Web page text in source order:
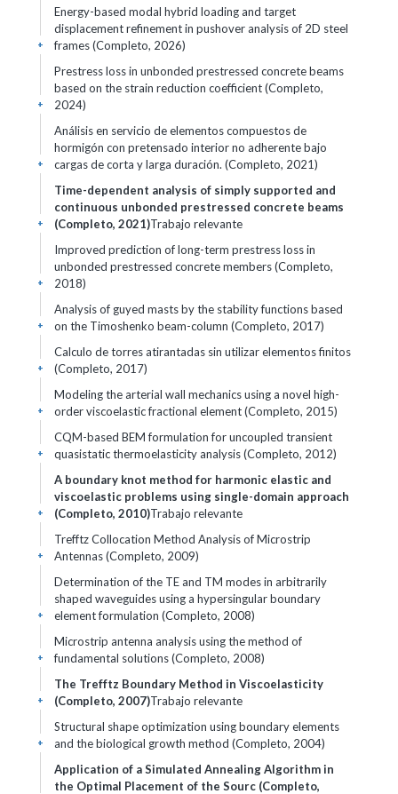
Energy-based modal hybrid loading and target
displacement refinement in pushover analysis of 2D steel
frames (Completo, 2026)
+
Prestress loss in unbonded prestressed concrete beams
based on the strain reduction coefficient (Completo,
2024)
+
Análisis en servicio de elementos compuestos de
hormigón con pretensado interior no adherente bajo
cargas de corta y larga duración. (Completo, 2021)
+
Time-dependent analysis of simply supported and
continuous unbonded prestressed concrete beams
(Completo, 2021)Trabajo relevante
+
Improved prediction of long-term prestress loss in
unbonded prestressed concrete members (Completo,
2018)
+
Analysis of guyed masts by the stability functions based
on the Timoshenko beam-column (Completo, 2017)
+
Calculo de torres atirantadas sin utilizar elementos finitos
(Completo, 2017)
+
Modeling the arterial wall mechanics using a novel high-
order viscoelastic fractional element (Completo, 2015)
+
CQM-based BEM formulation for uncoupled transient
quasistatic thermoelasticity analysis (Completo, 2012)
+
A boundary knot method for harmonic elastic and
viscoelastic problems using single-domain approach
(Completo, 2010)Trabajo relevante
+
Trefftz Collocation Method Analysis of Microstrip
Antennas (Completo, 2009)
+
Determination of the TE and TM modes in arbitrarily
shaped waveguides using a hypersingular boundary
element formulation (Completo, 2008)
+
Microstrip antenna analysis using the method of
fundamental solutions (Completo, 2008)
+
The Trefftz Boundary Method in Viscoelasticity
(Completo, 2007)Trabajo relevante
+
Structural shape optimization using boundary elements
and the biological growth method (Completo, 2004)
+
Application of a Simulated Annealing Algorithm in
the Optimal Placement of the Sourc (Completo,